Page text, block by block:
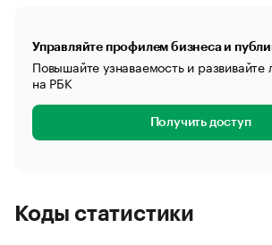
Управляйте профилем бизнеса и
Повышайте узнаваемость и
на РБК
Получить доступ
Коды статистики